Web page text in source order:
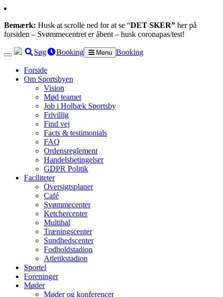
Bemærk: Husk at scrolle ned for at se “DET SKER” her på
forsiden – Svømmecentret er åbent – husk coronapas/test!
Søg Booking Menu Booking
Forside
Om Sportsbyen
Vision
Mød teamet
Job i Holbæk Sportsby
Frivillig
Find vej
Facts & testimonials
FAQ
Ordensreglement
Handelsbetingelser
GDPR Politik
Faciliteter
Oversigtsplaner
Café
Svømmecenter
Ketchercenter
Multihal
Træningscenter
Sundhedscenter
Fodboldstadion
Atletikstadion
Sportel
Foreninger
Møder
Møder og konferencer